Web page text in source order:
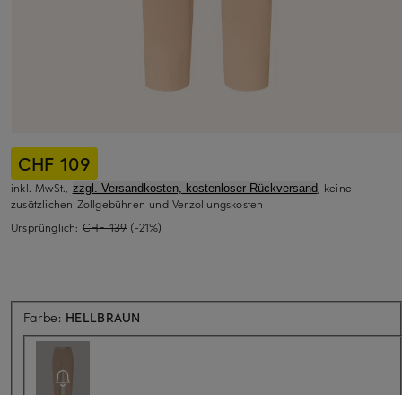
CHF 109
inkl. MwSt., zzgl. Versandkosten, kostenloser Rückversand, keine
zusätzlichen Zollgebühren und Verzollungskosten
Ursprünglich: CHF 139 (-21%)
Farbe: HELLBRAUN